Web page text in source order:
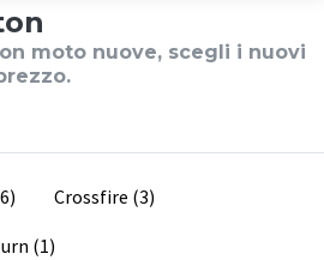
moto nuove, scegli i nuovi
Crossfire (3)
(1)